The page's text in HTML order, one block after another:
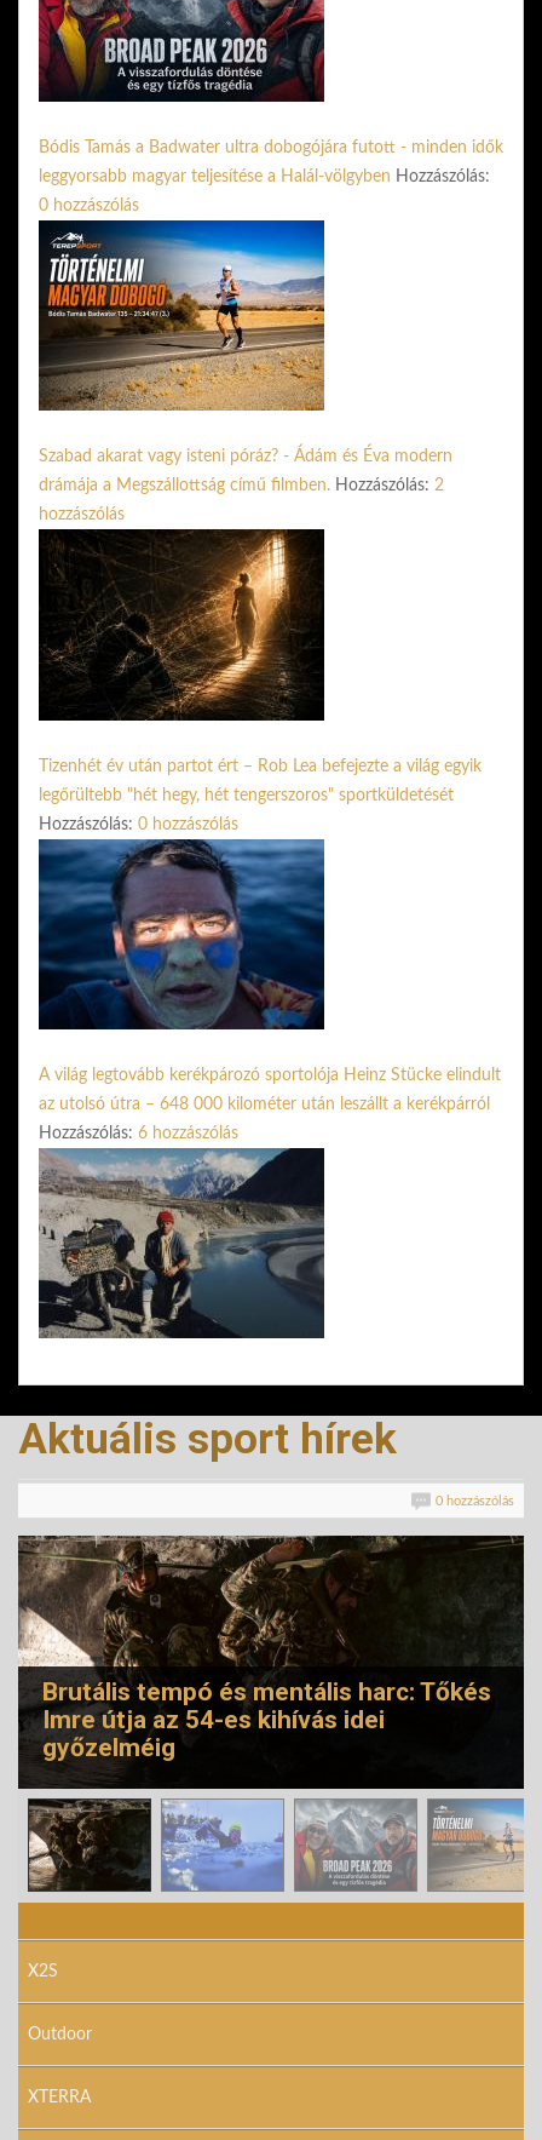
Bódis Tamás a Badwater ultra dobogójára futott - minden idők
leggyorsabb magyar teljesítése a Halál-völgyben Hozzászólás:
0 hozzászólás
Szabad akarat vagy isteni póráz? - Ádám és Éva modern
drámája a Megszállottság című filmben. Hozzászólás: 2
hozzászólás
Tizenhét év után partot ért – Rob Lea befejezte a világ egyik
legőrültebb "hét hegy, hét tengerszoros" sportküldetését
Hozzászólás: 0 hozzászólás
A világ legtovább kerékpározó sportolója Heinz Stücke elindult
az utolsó útra – 648 000 kilométer után leszállt a kerékpárról
Hozzászólás: 6 hozzászólás
Aktuális sport hírek
0 hozzászólás
Brutális tempó és mentális harc: Tőkés
Imre útja az 54-es kihívás idei
győzelméig
X2S
Outdoor
XTERRA